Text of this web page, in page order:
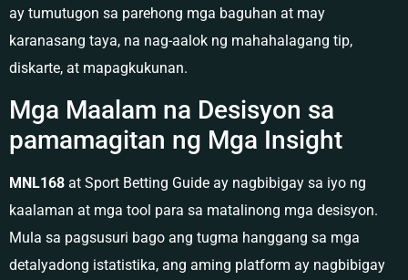
ay tumutugon sa parehong mga baguhan at may
karanasang taya, na nag-aalok ng mahahalagang tip,
diskarte, at mapagkukunan.
Mga Maalam na Desisyon sa
pamamagitan ng Mga Insight
MNL168 at Sport Betting Guide ay nagbibigay sa iyo ng
kaalaman at mga tool para sa matalinong mga desisyon.
Mula sa pagsusuri bago ang tugma hanggang sa mga
detalyadong istatistika, ang aming platform ay nagbibigay